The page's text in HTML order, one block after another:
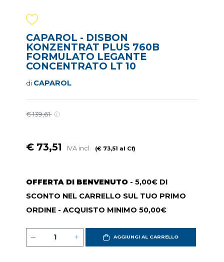
CAPAROL - DISBON
KONZENTRAT PLUS 760B
FORMULATO LEGANTE
CONCENTRATO LT 10
di CAPAROL
€ 139,61
€ 73,51 IVA incl. (€ 73,51 al Cf)
OFFERTA DI BENVENUTO - 5,00€ DI
SCONTO NEL CARRELLO SUL TUO PRIMO
ORDINE - ACQUISTO MINIMO 50,00€
AGGIUNGI AL CARRELLO